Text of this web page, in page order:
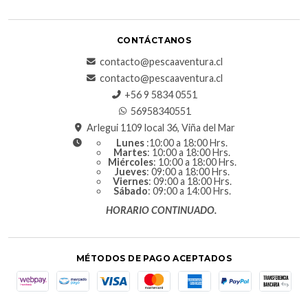
CONTÁCTANOS
contacto@pescaaventura.cl
contacto@pescaaventura.cl
+56 9 5834 0551
56958340551
Arlegui 1109 local 36, Viña del Mar
Lunes :10:00 a 18:00 Hrs.
Martes: 10:00 a 18:00 Hrs.
Miércoles: 10:00 a 18:00 Hrs.
Jueves: 09:00 a 18:00 Hrs.
Viernes: 09:00 a 18:00 Hrs.
Sábado: 09:00 a 14:00 Hrs.
HORARIO CONTINUADO.
MÉTODOS DE PAGO ACEPTADOS